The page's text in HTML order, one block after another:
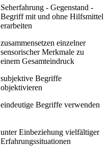
Seherfahrung - Gegenstand -
Begriff mit und ohne Hilfsmittel
erarbeiten
zusammensetzen einzelner
sensorischer Merkmale zu
einem Gesamteindruck
subjektive Begriffe
objektivieren
eindeutige Begriffe verwenden
unter Einbeziehung vielfältiger
Erfahrungssituationen